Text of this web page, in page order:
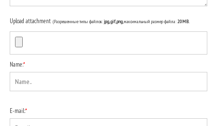
Upload attachment (Разрешенные типы файлов:jpg, gif, png, максимальный размер файла: 20MB.
Name:*
E-mail:*